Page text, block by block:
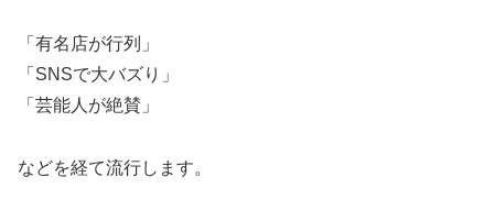
「有名店が行列」
「SNSで大バズり」
「芸能人が絶賛」
などを経て流行します。